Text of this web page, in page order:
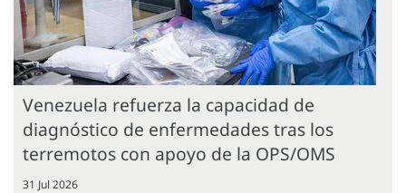
Venezuela refuerza la capacidad de
diagnóstico de enfermedades tras los
terremotos con apoyo de la OPS/OMS
31 Jul 2026